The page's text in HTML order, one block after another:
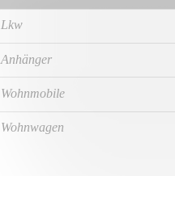
Lkw
Anhänger
Wohnmobile
Wohnwagen